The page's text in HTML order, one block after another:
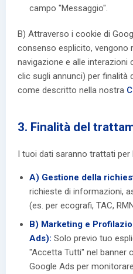
campo "Messaggio".
B) Attraverso i cookie di
consenso esplicito, vengono
navigazione e alle interazioni
clic sugli annunci) per finalità
come descritto nella nostra
3. Finalità del
I tuoi dati saranno trattati per
A) Gestione della
richieste di informazioni,
(es. per ecografi, TAC,
B) Marketing e
Ads): Solo previo tuo
"Accetta Tutti" nel banner
Google Ads per